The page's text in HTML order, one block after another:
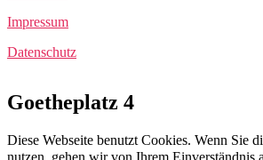
Impressum
Datenschutz
Goetheplatz 4
Diese Webseite benutzt Cookies. Wenn Sie
nutzen, gehen wir von Ihrem Einverständnis